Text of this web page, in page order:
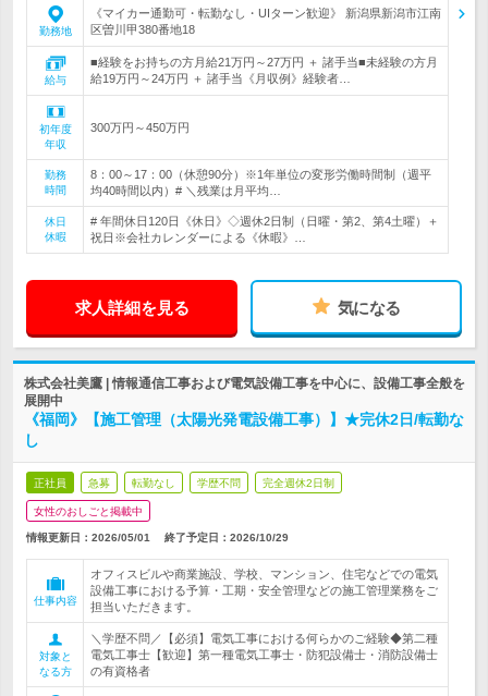
勤務地
《マイカー通勤可・転勤なし・UIターン歓迎》 新潟県新潟市江南
区曽川甲380番地18
給与
■経験をお持ちの方月給21万円～27万円 ＋ 諸手当■未経験の方月
給19万円～24万円 ＋ 諸手当《月収例》経験者…
初年度
年収
300万円～450万円
勤務
時間
8：00～17：00（休憩90分）※1年単位の変形労働時間制（週平
均40時間以内）# ＼残業は月平均…
休日
休暇
# 年間休日120日《休日》◇週休2日制（日曜・第2、第4土曜）＋
祝日※会社カレンダーによる《休暇》…
求人詳細を見る 気になる
株式会社美鷹 | 情報通信工事および電気設備工事を中心に、設備工事全般を
展開中
《福岡》【施工管理（太陽光発電設備工事）】★完休2日/転勤な
し
正社員 急募 転勤なし 学歴不問 完全週休2日制
女性のおしごと掲載中
情報更新日：2026/05/01 終了予定日： 2026/10/29
仕事内容
オフィスビルや商業施設、学校、マンション、住宅などでの電気
設備工事における予算・工期・安全管理などの施工管理業務をご
担当いただきます。
対象と
なる方
＼学歴不問／【必須】電気工事における何らかのご経験◆第二種
電気工事士【歓迎】第一種電気工事士・防犯設備士・消防設備士
の有資格者